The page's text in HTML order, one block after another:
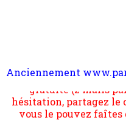
2006 lors du
s'occupe plus
transformation dans
suivant la pensée du
Pour nous soutenir
gratuite (2 mails
hésitation, partagez le
vous le pouvez